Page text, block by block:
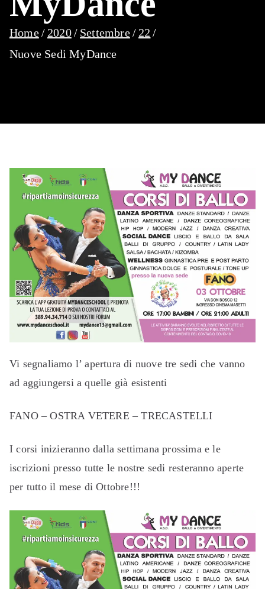
Home 2020 Settembre
22
Nuove Sedi MyDance
Vi segnaliamo l’ apertura di nuove tre sedi che vanno
ad aggiungersi a quelle già esistenti
FANO – OSTRA VETERE – TRECASTELLI
I corsi inizieranno dalla settimana prossima e le
iscrizioni presso tutte le nostre sedi resteranno aperte
per tutto il mese di Ottobre!!!